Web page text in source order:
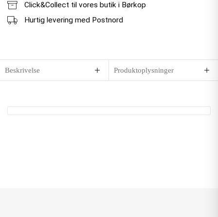
Click&Collect til vores butik i Børkop
Hurtig levering med Postnord
Beskrivelse Produktoplysninger